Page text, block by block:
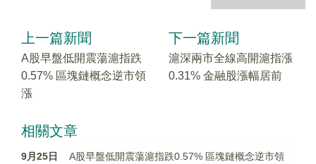
上一篇新聞
A股早盤低開震蕩滬指跌
0.57% 區塊鏈概念逆市領
漲
下一篇新聞
滬深兩市全線高開滬指漲
0.31% 金融股漲幅居前
相關文章
9月25日
A股早盤低開震蕩滬指跌0.57% 區塊鏈概念逆市領